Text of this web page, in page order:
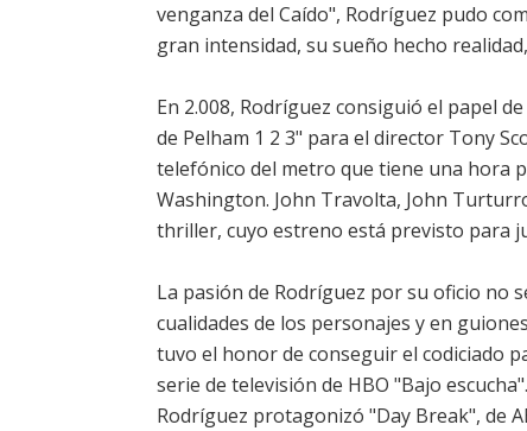
venganza del Caído", Rodríguez pudo
gran intensidad, su sueño hecho
En 2.008, Rodríguez consiguió el papel
de Pelham 1 2 3" para el director Tony
telefónico del metro que tiene una hora
Washington. John Travolta, John
thriller, cuyo estreno está previsto para
La pasión de Rodríguez por su oficio no
cualidades de los personajes y en
tuvo el honor de conseguir el codiciado
serie de televisión de HBO "Bajo
Rodríguez protagonizó "Day Break", de